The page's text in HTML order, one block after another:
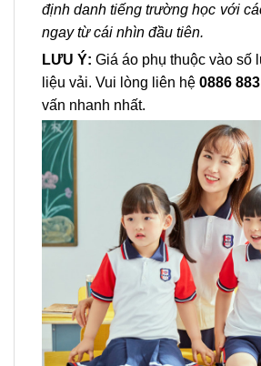
định danh tiếng trường học với
ngay từ cái nhìn đầu tiên.
LƯU Ý: Giá áo phụ thuộc vào số
liệu vải. Vui lòng liên hệ 0886
vấn nhanh nhất.